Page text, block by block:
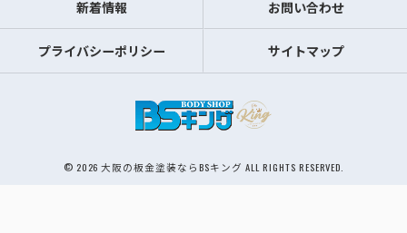
新着情報 お問い合わせ
プライバシーポリシー サイトマップ
© 2026 大阪の板金塗装ならBSキング ALL RIGHTS RESERVED.